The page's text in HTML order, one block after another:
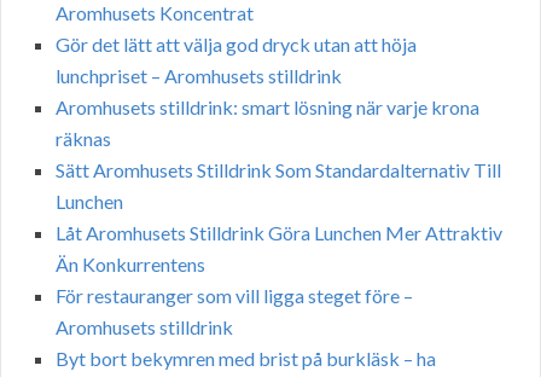
Aromhusets Koncentrat
Gör det lätt att välja god dryck utan att höja
lunchpriset – Aromhusets stilldrink
Aromhusets stilldrink: smart lösning när varje krona
räknas
Sätt Aromhusets Stilldrink Som Standardalternativ Till
Lunchen
Låt Aromhusets Stilldrink Göra Lunchen Mer Attraktiv
Än Konkurrentens
För restauranger som vill ligga steget före –
Aromhusets stilldrink
Byt bort bekymren med brist på burkläsk – ha